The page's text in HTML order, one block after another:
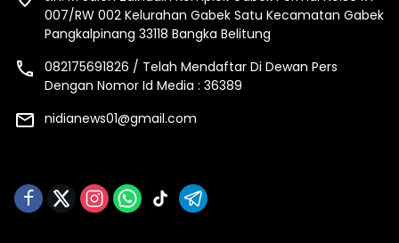
007/RW 002 Kelurahan Gabek Satu Kecamatan Gabek
Pangkalpinang 33118 Bangka Belitung
082175691826 / Telah Mendaftar Di Dewan Pers
Dengan Nomor Id Media : 36389
nidianews01@gmail.com